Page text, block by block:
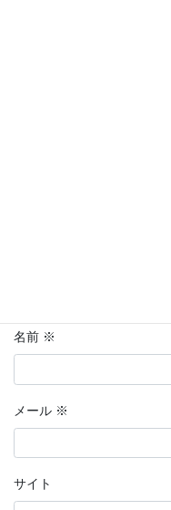
名前 ※
メール ※
サイト